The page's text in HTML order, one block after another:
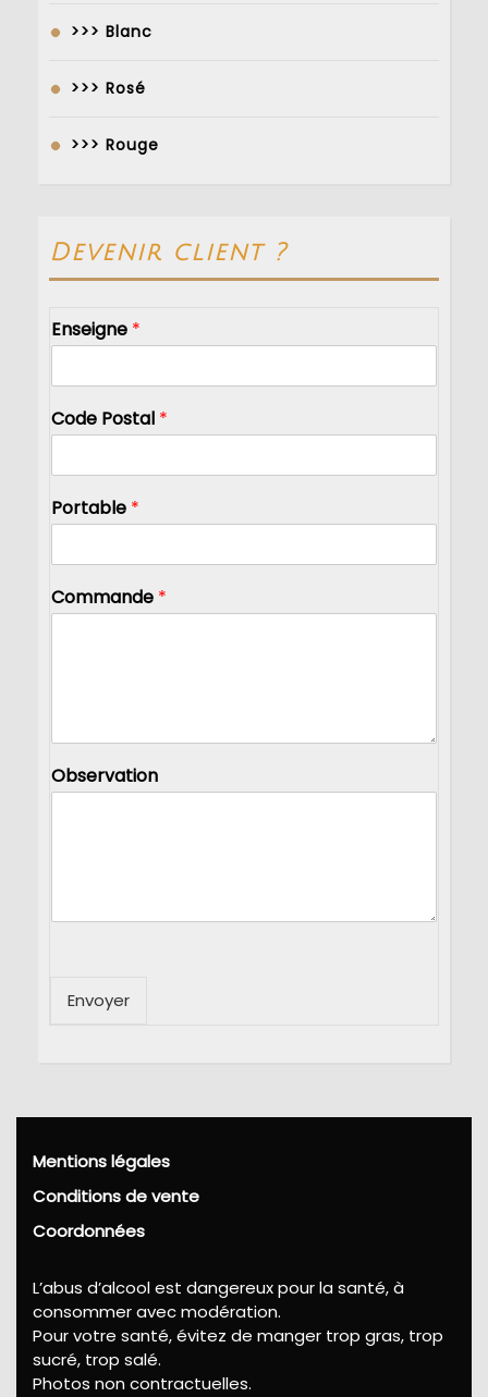
>>> Blanc
>>> Rosé
>>> Rouge
Devenir client ?
Enseigne *
Code Postal *
Portable *
Commande *
Observation
Envoyer
Mentions légales
Conditions de vente
Coordonnées
L’abus d’alcool est dangereux pour la santé, à
consommer avec modération.
Pour votre santé, évitez de manger trop gras, trop
sucré, trop salé.
Photos non contractuelles.